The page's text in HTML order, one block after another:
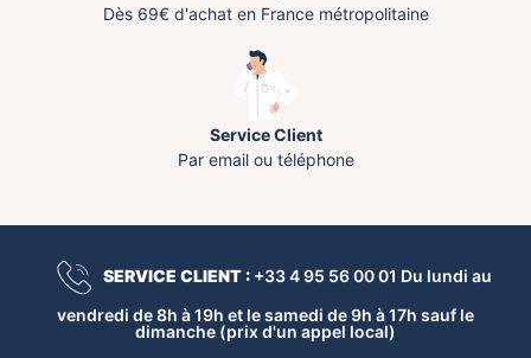
Dès 69€ d'achat en France métropolitaine
Service Client
Par email ou téléphone
SERVICE CLIENT :+33 4 95 56 00 01 Du lundi au
vendredi de 8h à 19h et le samedi de 9h à 17h sauf le
dimanche (prix d'un appel local)